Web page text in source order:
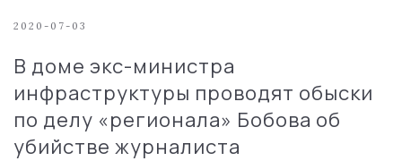
2020-07-03
В доме экс-министра
инфраструктуры проводят обыски
по делу «регионала» Бобова об
убийстве журналиста